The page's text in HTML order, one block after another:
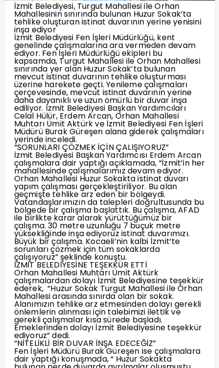
İzmit Belediyesi, Turgut Mahallesi ile Orhan
Mahallesinin sınırında bulunan Huzur Sokak’ta
tehlike oluşturan istinat duvarının yerine yenisini
inşa ediyor
İzmit Belediyesi Fen İşleri Müdürlüğü, kent
genelinde çalışmalarına ara vermeden devam
ediyor. Fen İşleri Müdürlüğü ekipleri bu
kapsamda, Turgut Mahallesi ile Orhan Mahallesi
sınırında yer alan Huzur Sokak’ta bulunan
mevcut istinat duvarının tehlike oluşturması
üzerine harekete geçti. Yenileme çalışmaları
çerçevesinde, mevcut istinat duvarının yerine
daha dayanıklı ve uzun ömürlü bir duvar inşa
ediliyor. İzmit Belediyesi Başkan Yardımcıları
Celal Hülür, Erdem Arcan, Orhan Mahallesi
Muhtarı Ümit Aktürk ve İzmit Belediyesi Fen İşleri
Müdürü Burak Güreşen alana giderek çalışmaları
yerinde inceledi.
“SORUNLARI ÇÖZMEK İÇİN ÇALIŞIYORUZ”
İzmit Belediyesi Başkan Yardımcısı Erdem Arcan
çalışmalara dair yaptığı açıklamada, “İzmit’in her
mahallesinde çalışmalarımız devam ediyor.
Orhan Mahallesi Huzur Sokakta istinat duvarı
yapım çalışması gerçekleştiriliyor. Bu alan
geçmişte tehlike arz eden bir bölgeydi.
Vatandaşlarımızın da talepleri doğrultusunda bu
bölgede bir çalışma başlattık. Bu çalışma, AFAD
ile birlikte karar alarak yürüttüğümüz bir
çalışma. 30 metre uzunluğu 7 buçuk metre
yüksekliğinde inşa ediyoruz istinat duvarımızı.
Büyük bir çalışma. Kocaeli’nin kalbi İzmit’te
sorunları çözmek için tüm sokaklarda
çalışıyoruz” şeklinde konuştu.
İZMİT BELEDİYESİNE TEŞEKKÜR ETTİ
Orhan Mahallesi Muhtarı Ümit Aktürk
çalışmalardan dolayı İzmit Belediyesine teşekkür
ederek, “Huzur Sokak Turgut Mahallesi ile Orhan
Mahallesi arasında sınırda olan bir sokak.
Alanımızın tehlike arz etmesinden dolayı gerekli
önlemlerin alınması için talebimizi ilettik ve
gerekli çalışmalar kısa sürede başladı.
Emeklerinden dolayı İzmit Belediyesine teşekkür
ediyoruz” dedi.
“NİTELİKLİ BİR DUVAR İNŞA EDECEĞİZ”
Fen İşleri Müdürü Burak Güreşen ise çalışmalara
dair yaptığı konuşmada, “ Huzur Sokakta